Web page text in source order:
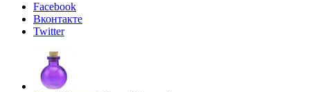
Facebook
Вконтакте
Twitter